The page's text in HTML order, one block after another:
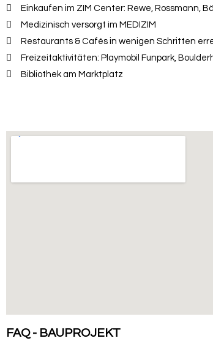
Einkaufen im ZIM Center: Rewe, Rossmann,
Medizinisch versorgt im MEDIZIM
Restaurants & Cafés in wenigen Schritten
Freizeitaktivitäten: Playmobil Funpark,
Bibliothek am Marktplatz
FAQ - BAUPROJEKT